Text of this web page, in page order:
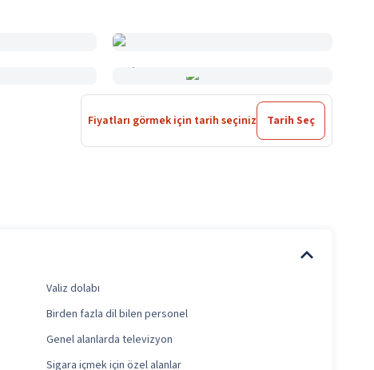
Fiyatları görmek için tarih seçiniz Tarih Seç
Valiz dolabı
Birden fazla dil bilen personel
Genel alanlarda televizyon
Sigara içmek için özel alanlar